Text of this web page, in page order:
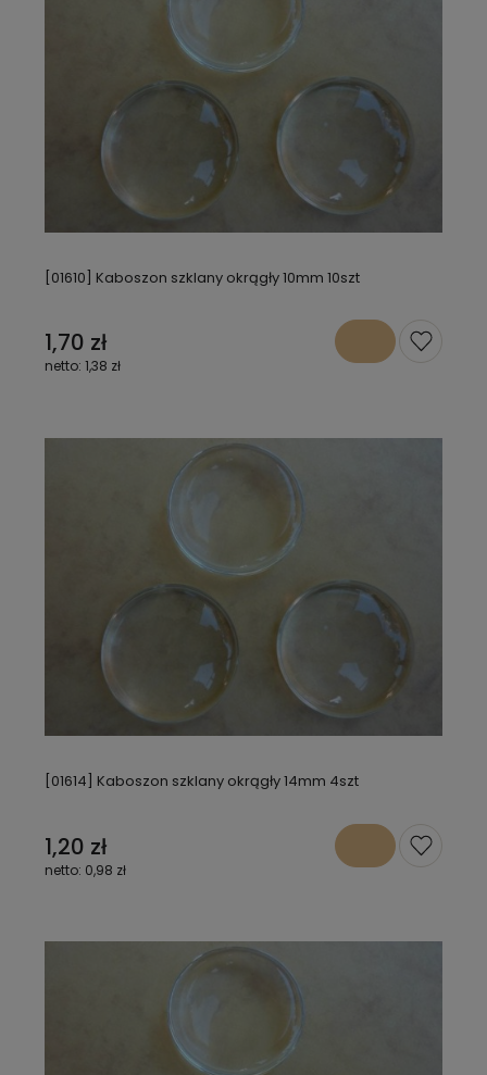
[01610] Kaboszon szklany okrągły 10mm 10szt
1,70 zł
1,38 zł
[01614] Kaboszon szklany okrągły 14mm 4szt
1,20 zł
0,98 zł